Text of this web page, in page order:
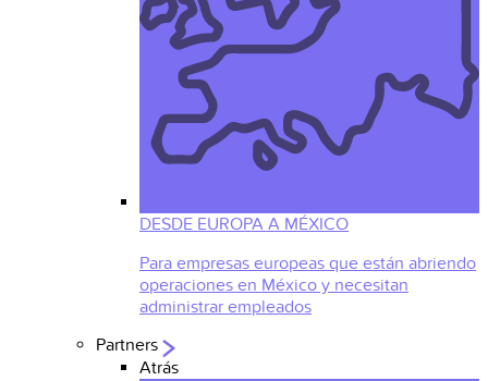
DESDE EUROPA A MÉXICO
Para empresas europeas que están abriendo
operaciones en México y necesitan
administrar empleados
Partners
Atrás